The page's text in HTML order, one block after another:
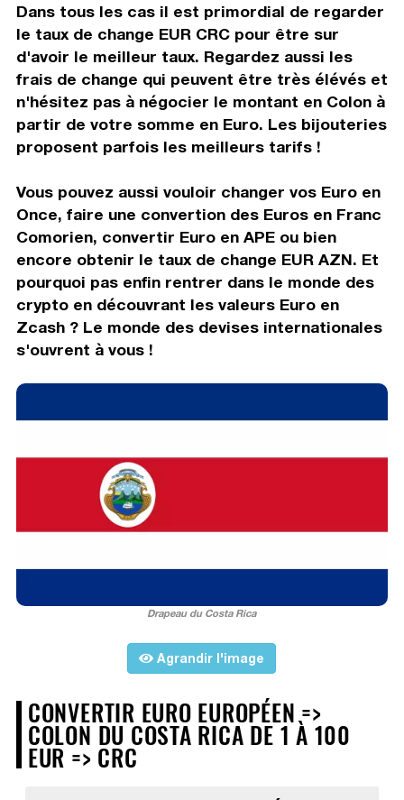
Dans tous les cas il est primordial de regarder
le taux de change EUR CRC pour être sur
d'avoir le meilleur taux. Regardez aussi les
frais de change qui peuvent être très élévés et
n'hésitez pas à négocier le montant en Colon à
partir de votre somme en Euro. Les bijouteries
proposent parfois les meilleurs tarifs !
Vous pouvez aussi vouloir changer vos Euro en
Once, faire une convertion des Euros en Franc
Comorien, convertir Euro en APE ou bien
encore obtenir le taux de change EUR AZN. Et
pourquoi pas enfin rentrer dans le monde des
crypto en découvrant les valeurs Euro en
Zcash ? Le monde des devises internationales
s'ouvrent à vous !
Drapeau du Costa Rica
Agrandir l'image
CONVERTIR EURO EUROPÉEN =>
COLON DU COSTA RICA DE 1 À 100
EUR => CRC